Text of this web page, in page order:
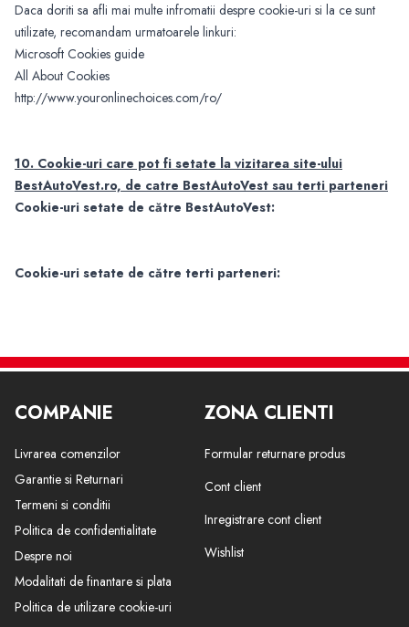
Daca doriti sa afli mai multe infromatii despre cookie-uri si la ce sunt
utilizate, recomandam urmatoarele linkuri:
Microsoft Cookies guide
All About Cookies
http://www.youronlinechoices.com/ro/
10. Cookie-uri care pot fi setate la vizitarea site-ului
BestAutoVest.ro, de catre BestAutoVest sau terti parteneri
Cookie-uri setate de către BestAutoVest:
Cookie-uri setate de către terti parteneri:
COMPANIE
Livrarea comenzilor
Garantie si Returnari
Termeni si conditii
Politica de confidentialitate
Despre noi
Modalitati de finantare si plata
Politica de utilizare cookie-uri
ZONA CLIENTI
Formular returnare produs
Cont client
Inregistrare cont client
Wishlist